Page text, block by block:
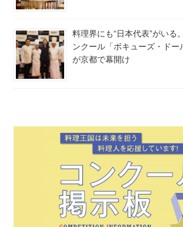
料理界にも“日本代表”がいる
ンクール「ボキューズ・ド
が京都で幕開け